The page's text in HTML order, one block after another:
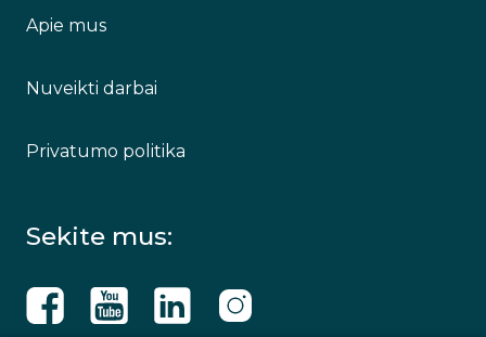
Apie mus
Nuveikti darbai
Privatumo politika
Sekite mus: